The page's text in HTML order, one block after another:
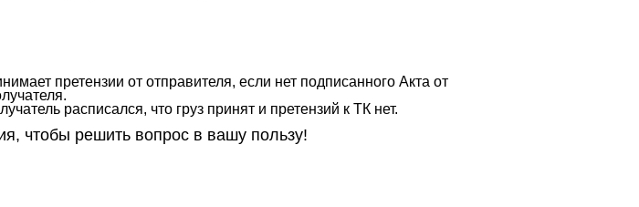
претензии от отправителя, если нет подписанного Акта от
расписался, что груз принят и претензий к ТК нет.
чтобы решить вопрос в вашу пользу!